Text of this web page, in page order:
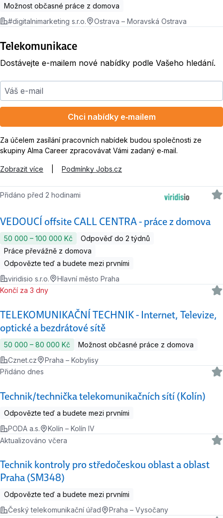
Možnost občasné práce z domova
#digitalnimarketing s.r.o.
Ostrava – Moravská Ostrava
Telekomunikace
Dostávejte e-mailem nové nabídky podle Vašeho hledání.
Váš e-mail
Chci nabídky e‑mailem
Za účelem zasílání pracovních nabídek budou společnosti ze
skupiny Alma Career zpracovávat Vámi zadaný e‑mail.
Zobrazit více Podmínky Jobs.cz
VEDOUCÍ offsite CALL CENTRA - práce z domova
Přidáno před 2 hodinami
50 000 ‍–‍ 100 000 Kč
Odpověď do 2 týdnů
Práce převážně z domova
Odpovězte teď a budete mezi prvními
viridisio s.r.o.
Hlavní město Praha
TELEKOMUNIKAČNÍ TECHNIK - Internet, Televize,
optické a bezdrátové sítě
Končí za 3 dny
50 000 ‍–‍ 80 000 Kč
Možnost občasné práce z domova
Cznet.cz
Praha – Kobylisy
Technik/technička telekomunikačních sítí (Kolín)
Přidáno dnes
Odpovězte teď a budete mezi prvními
PODA a.s.
Kolín – Kolín IV
Technik kontroly pro středočeskou oblast a oblast
Praha (SM348)
Aktualizováno včera
Odpovězte teď a budete mezi prvními
Český telekomunikační úřad
Praha – Vysočany